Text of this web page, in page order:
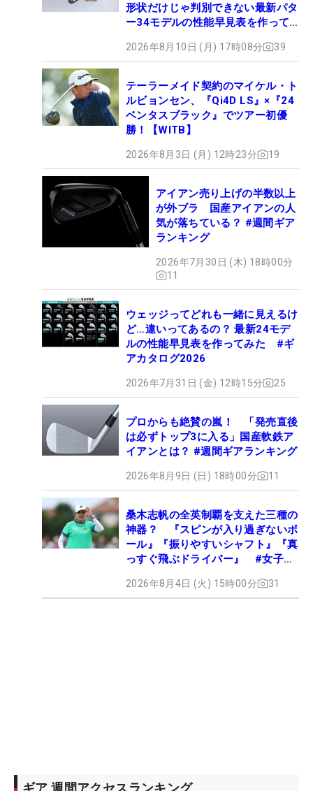
形状だけじゃ判別できない最新パタ
ー34モデルの性能早見表を作って
2026年8月10日 (月) 17時08分 39
テーラーメイド契約のマイケル・ト
ルビョンセン、『Qi4D LS』×『24
ベンタスブラック』でツアー初優
勝！【WITB】
2026年8月3日 (月) 12時23分 19
アイアン売り上げの半数以上
が外ブラ 国産アイアンの人
気が落ちている？ #週間ギア
ランキング
2026年7月30日 (木) 18時00分
11
ウェッジってどれも一緒に見えるけ
ど…違いってあるの？ 最新24モデ
ルの性能早見表を作ってみた #ギ
アカタログ2026
2026年7月31日 (金) 12時15分 25
プロからも絶賛の嵐！ 「発売直後
は必ずトップ3に入る」国産軟鉄ア
イアンとは？ #週間ギアランキング
2026年8月9日 (日) 18時00分 11
桑木志帆の全英制覇を支えた三種の
神器？ 『スピンが入り過ぎないボ
ール』『振りやすいシャフト』『真
っすぐ飛ぶドライバー』 #女子プ
2026年8月4日 (火) 15時00分 31
ギア 週間アクセスランキング